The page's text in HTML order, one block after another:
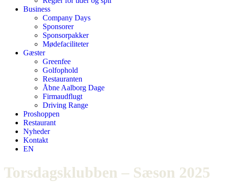
Business
Company Days
Sponsorer
Sponsorpakker
Mødefaciliteter
Gæster
Greenfee
Golfophold
Restauranten
Åbne Aalborg Dage
Firmaudflugt
Driving Range
Proshoppen
Restaurant
Nyheder
Kontakt
EN
Torsdagsklubben – Sæson 2025